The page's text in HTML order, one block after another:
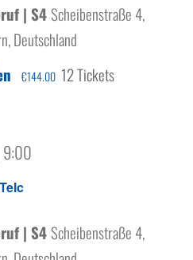
| S4 Scheibenstraße 4,
Deutschland
€144.00 12 Tickets
9:00
| S4 Scheibenstraße 4,